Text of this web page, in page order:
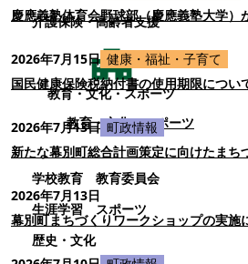
介護保険・高齢者支援
教育・文化・スポーツ
教育・文化・スポーツ
学校教育
教育委員会
生涯学習
スポーツ
歴史・文化
慶應義塾体育会野球部（慶應義塾大学）
2026年7月15日 健康・福祉・子育て
国民健康保険税納付書の使用期限につい
2026年7月13日 町政情報
新たな幕別町総合計画策定に向けたまち
2026年7月13日
幕別町まちづくりワークショップの実施